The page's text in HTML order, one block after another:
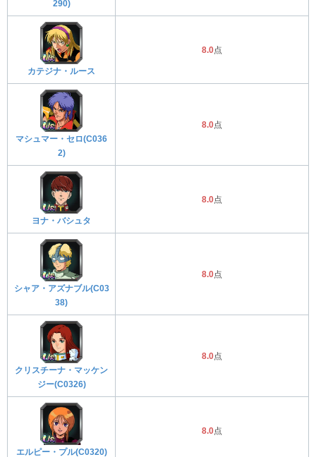
290)
カテジナ・ルース
8.0点
マシュマー・セロ(C036
2)
8.0点
ヨナ・バシュタ
8.0点
シャア・アズナブル(C03
38)
8.0点
クリスチーナ・マッケン
ジー(C0326)
8.0点
エルピー・プル(C0320)
8.0点